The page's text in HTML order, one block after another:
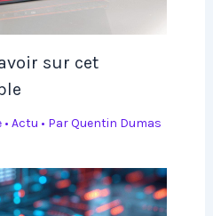
sur cet
• Actu • ParQuentin Dumas